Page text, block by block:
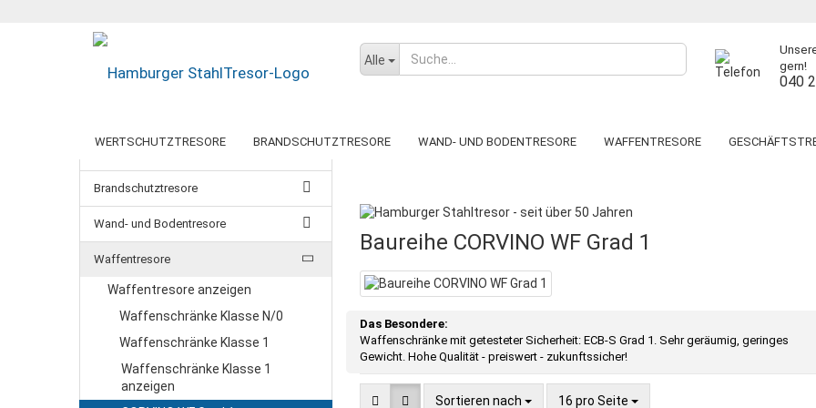
Alle
gern!
040
WERTSCHUTZTRESORE
DORTMUND
KÖLN
DRESDEN
GEMINI PRO
PAPERSTAR PRO
WUPPERTAL
BERN
PARIS
TOPAS PRO
WIEN
BRANDSCHUTZTRESORE
PAPERSTAR LIGHT
LEVERKUSEN
WIEN
WUPPERTAL
KÖLN
WAND- UND BODENTRESORE WAFFENTRESORE
CORVINO WF Grad N/0
LUZERN WF MAX Grad N/0
DATENSICHERUNGSSCHRÄNKE
DOKUMENTENSCHRÄNKE
BTM-TRESORE
GEBRAUCHTE TRESORE
Baureihe CORVINO WF Grad 1
Das Besondere:
Waffenschränke mit getesteter Sicherheit: ECB-S Grad 1. Sehr geräumig, geringes
Gewicht. Hohe Qualität - preiswert - zukunftssicher!
Sortieren nach 16 pro Seite
Brandschutztresore
Wand- und Bodentresore
Waffentresore
Waffentresore anzeigen
Waffenschränke Klasse N/0
Waffenschränke Klasse 1
Waffenschränke Klasse 1
anzeigen